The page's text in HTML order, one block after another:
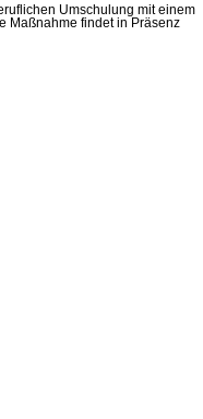
Umschulung mit einem
Maßnahme findet in Präsenz